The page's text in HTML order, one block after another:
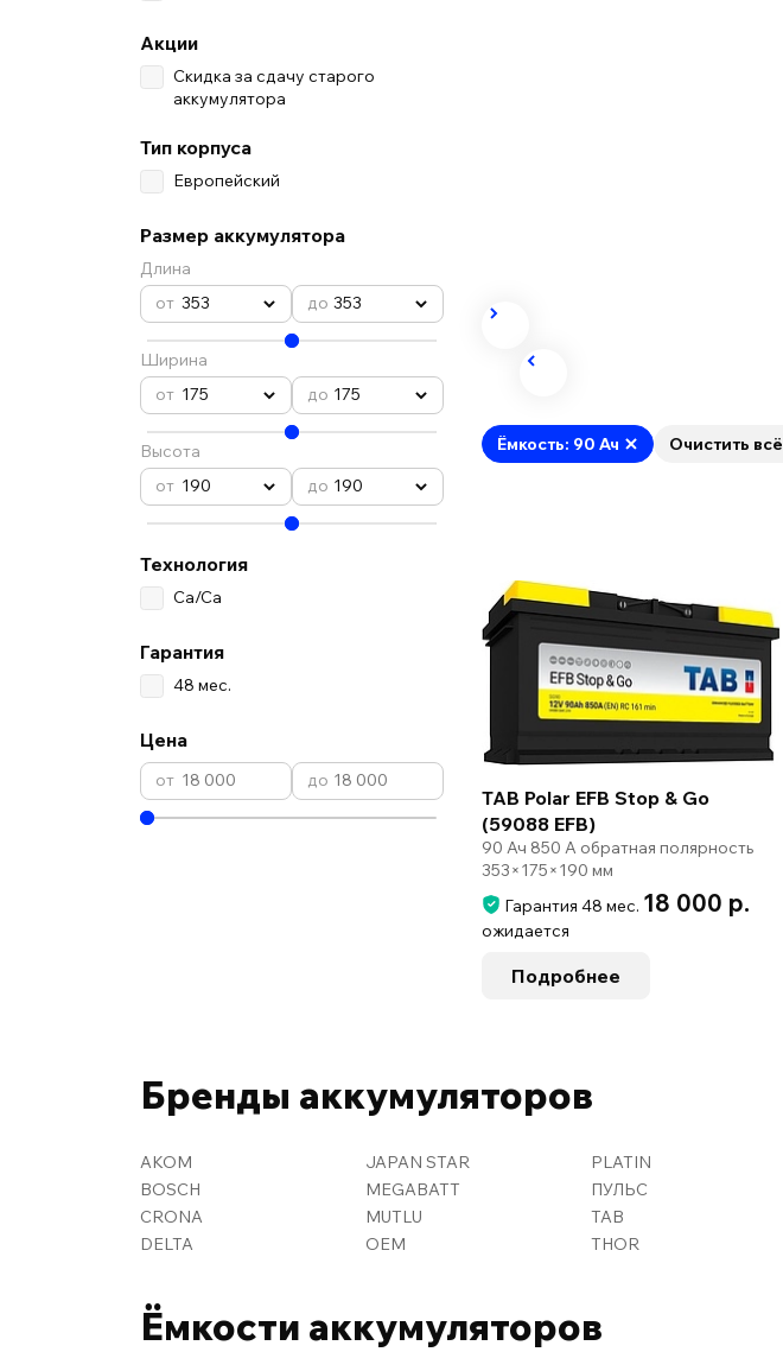
Акции
Скидка за сдачу старого
аккумулятора
Тип корпуса
Европейский
Размер аккумулятора
Длина
353
353
Ширина
175
175
Высота
190
190
Технология
Ca/Ca
Гарантия
48 мес.
Цена
Ёмкость: 90 Ач Очистить всё
TAB Polar EFB Stop & Go
(59088 EFB)
90 Ач 850 А обратная полярность
353×175×190 мм
Гарантия 48 мес. 18 000 р.
ожидается
Подробнее
Бренды аккумуляторов
AKOM
BOSCH
CRONA
DELTA
JAPAN STAR
MEGABATT
MUTLU
OEM
PLATIN
ПУЛЬС
TAB
THOR
Ёмкости аккумуляторов